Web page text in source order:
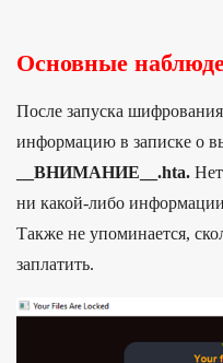
Основные
После запуска
информацию в записке о
__ВНИМАНИЕ__.hta.
ни какой-либо
Также не упоминается,
заплатить.